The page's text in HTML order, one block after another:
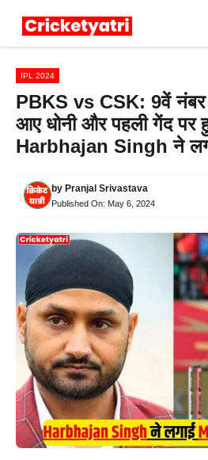
IPL 2024
PBKS vs CSK: 9वें नंबर
आए धोनी और पहली गेंद पर
Harbhajan Singh ने
by Pranjal Srivastava
Published On: May 6, 2024